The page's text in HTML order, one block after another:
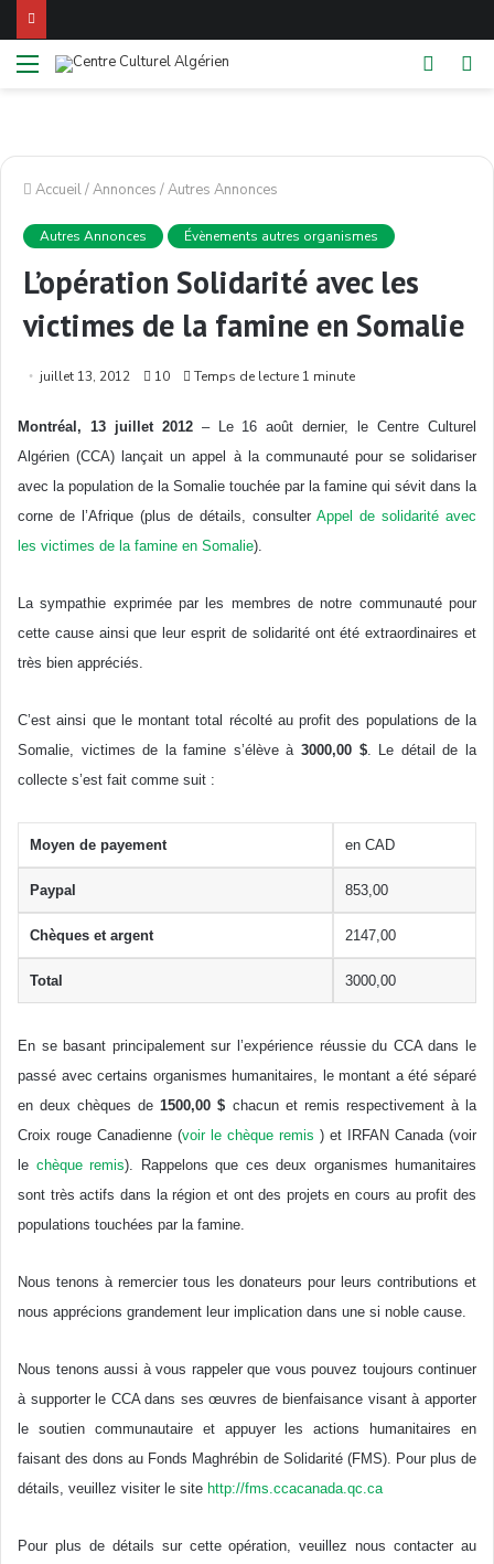
Menu
Switch
Accueil/Annonces /Autres Annonces
Autres Annonces Évènements autres organismes
L’opération Solidarité avec les
victimes de la famine en Somalie
juillet 13, 2012 10 Temps de lecture 1 minute
Montréal, 13 juillet 2012– Le 16 août dernier, le Centre Culturel
Algérien (CCA) lançait un appel à la communauté pour se solidariser
avec la population de la Somalie touchée par la famine qui sévit dans la
corne de l’Afrique (plus de détails, consulter Appel de solidarité avec
les victimes de la famine en Somalie).
La sympathie exprimée par les membres de notre communauté pour
cette cause ainsi que leur esprit de solidarité ont été extraordinaires et
très bien appréciés.
C’est ainsi que le montant total récolté au profit des populations de la
Somalie, victimes de la famine s’élève à3000,00 $. Le détail de la
collecte s’est fait comme suit :
Moyen de payement en CAD
Paypal 853,00
Chèques et argent 2147,00
Total 3000,00
En se basant principalement sur l’expérience réussie du CCA dans le
passé avec certains organismes humanitaires, le montant a été séparé
en deux chèques de1500,00 $ chacun et remis respectivement à la
Croix rouge Canadienne (voir le chèque remis ) et IRFAN Canada (voir
le chèque remis). Rappelons que ces deux organismes humanitaires
sont très actifs dans la région et ont des projets en cours au profit des
populations touchées par la famine.
Nous tenons à remercier tous les donateurs pour leurs contributions et
nous apprécions grandement leur implication dans une si noble cause.
Nous tenons aussi à vous rappeler que vous pouvez toujours continuer
à supporter le CCA dans ses œuvres de bienfaisance visant à apporter
le soutien communautaire et appuyer les actions humanitaires en
faisant des dons au Fonds Maghrébin de Solidarité (FMS). Pour plus de
détails, veuillez visiter le site http://fms.ccacanada.qc.ca
Pour plus de détails sur cette opération, veuillez nous contacter au